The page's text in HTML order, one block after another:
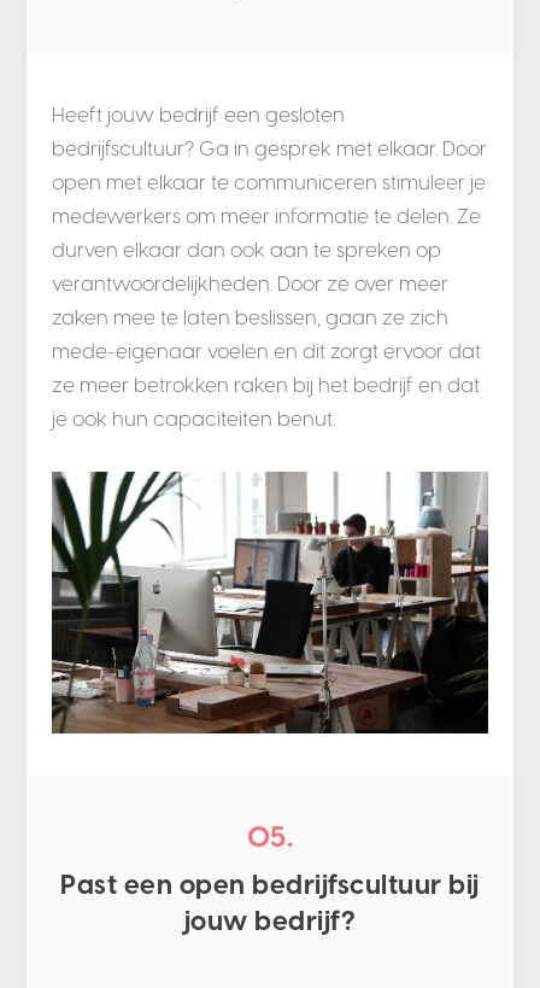
Heeft jouw bedrijf een gesloten
bedrijfscultuur? Ga in gesprek met elkaar. Door
open met elkaar te communiceren stimuleer je
medewerkers om meer informatie te delen. Ze
durven elkaar dan ook aan te spreken op
verantwoordelijkheden. Door ze over meer
zaken mee te laten beslissen, gaan ze zich
mede-eigenaar voelen en dit zorgt ervoor dat
ze meer betrokken raken bij het bedrijf en dat
je ook hun capaciteiten benut.
05.
Past een open bedrijfscultuur bij
jouw bedrijf?